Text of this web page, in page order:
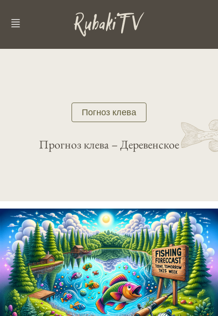
Погноз клева
Прогноз клева – Деревенское